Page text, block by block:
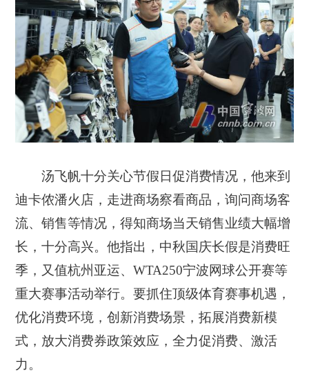
汤飞帆十分关心节假日促消费情况，他来到
迪卡侬潘火店，走进商场察看商品，询问商场客
流、销售等情况，得知商场当天销售业绩大幅增
长，十分高兴。他指出，中秋国庆长假是消费旺
季，又值杭州亚运、WTA250宁波网球公开赛等
重大赛事活动举行。要抓住顶级体育赛事机遇，
优化消费环境，创新消费场景，拓展消费新模
式，放大消费券政策效应，全力促消费、激活
力。